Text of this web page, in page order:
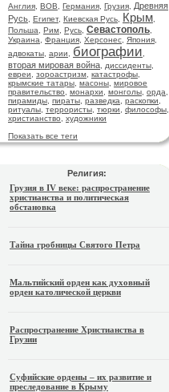
Англия ВОВ Германия Грузия
Древняя
Русь Египет, Киевская Русь Крым
Польша
Рим Русь Севастополь
Украина
Франция Херсонес Япония
адвокаты арии биографии
вторая мировая война диссиденты
евреи
зороастризм катастрофы
крымские татары масоны мировое
правительство
монархи монголы орда
пирамиды пираты разведка раскопки
ритуалы террористы тюрки философы
христианство
художники
Показать все теги
Религия:
Грузия в IV веке: распространение
христианства и политическая
обстановка
Тайна гробницы Святого Петра
Мальтийский орден как духовный
орден католической церкви
Распространение Христианства в
Грузии
Суфийские ордены – их развитие и
преследование в Крыму